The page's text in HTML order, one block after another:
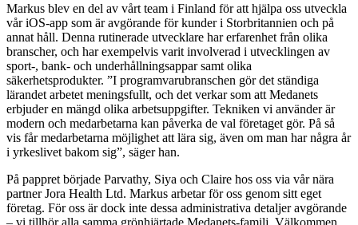
Markus blev en del av vårt team i Finland för att hjälpa oss utveckla
vår iOS-app som är avgörande för kunder i Storbritannien och på
annat håll. Denna rutinerade utvecklare har erfarenhet från olika
branscher, och har exempelvis varit involverad i utvecklingen av
sport-, bank- och underhållningsappar samt olika
säkerhetsprodukter. ”I programvarubranschen gör det ständiga
lärandet arbetet meningsfullt, och det verkar som att Medanets
erbjuder en mängd olika arbetsuppgifter. Tekniken vi använder är
modern och medarbetarna kan påverka de val företaget gör. På så
vis får medarbetarna möjlighet att lära sig, även om man har några år
i yrkeslivet bakom sig”, säger han.
På pappret började Parvathy, Siya och Claire hos oss via vår nära
partner Jora Health Ltd. Markus arbetar för oss genom sitt eget
företag. För oss är dock inte dessa administrativa detaljer avgörande
– vi tillhör alla samma grönhjärtade Medanets-familj. Välkommen